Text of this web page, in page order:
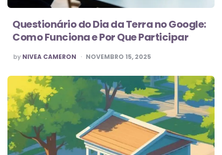
Questionário do Dia da Terra no Google:
Como Funciona e Por Que Participar
POSTED
BY
by NIVEA CAMERON NOVEMBRO 15, 2025